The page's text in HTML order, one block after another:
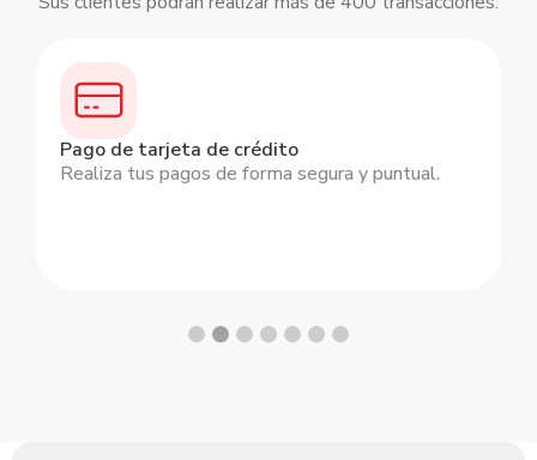
Pago de tarjeta de crédito
Realiza tus pagos de forma segura y puntual.